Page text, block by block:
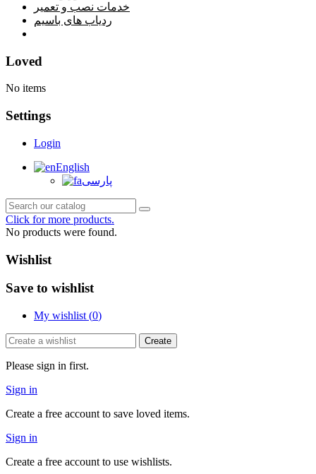
خدمات نصب و تعمیر
ردیاب های باسیم
Loved
No items
Settings
Login
English
پارسی
Click for more products.
No products were found.
Wishlist
Save to wishlist
My wishlist (0)
Create
Please sign in first.
Sign in
Create a free account to save loved items.
Sign in
Create a free account to use wishlists.